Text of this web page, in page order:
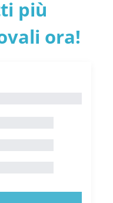
più
ora!